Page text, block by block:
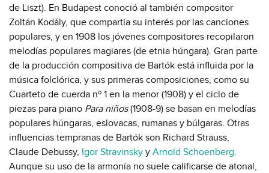
de Liszt). En Budapest conoció al también compositor
Zoltán Kodály, que compartía su interés por las canciones
populares, y en 1908 los jóvenes compositores recopilaron
melodías populares magiares (de etnia húngara). Gran parte
de la producción compositiva de Bartók está influida por la
música folclórica, y sus primeras composiciones, como su
Cuarteto de cuerda nº 1 en la menor (1908) y el ciclo de
piezas para piano Para niños(1908-9) se basan en melodías
populares húngaras, eslovacas, rumanas y búlgaras. Otras
influencias tempranas de Bartók son Richard Strauss,
Claude Debussy, Igor Stravinsky y Arnold Schoenberg.
Aunque su uso de la armonía no suele calificarse de atonal,